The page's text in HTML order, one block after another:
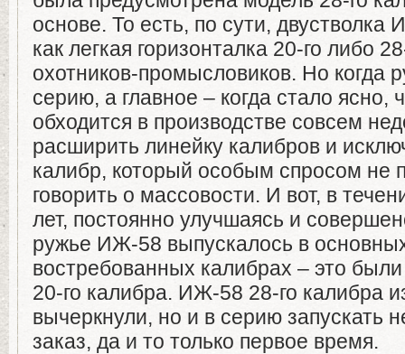
основе. То есть, по сути,
как легкая горизонталка 20-го либо
охотников-промысловиков. Но когда
серию, а главное – когда стало ясно,
обходится в производстве совсем
расширить линейку калибров и
калибр, который особым спросом не
говорить о массовости. И вот, в
лет, постоянно улучшаясь и
ружье ИЖ-58 выпускалось в
востребованных калибрах – это были
20-го калибра. ИЖ-58 28-го калибра
вычеркнули, но и в серию запускать
заказ, да и то только первое время.